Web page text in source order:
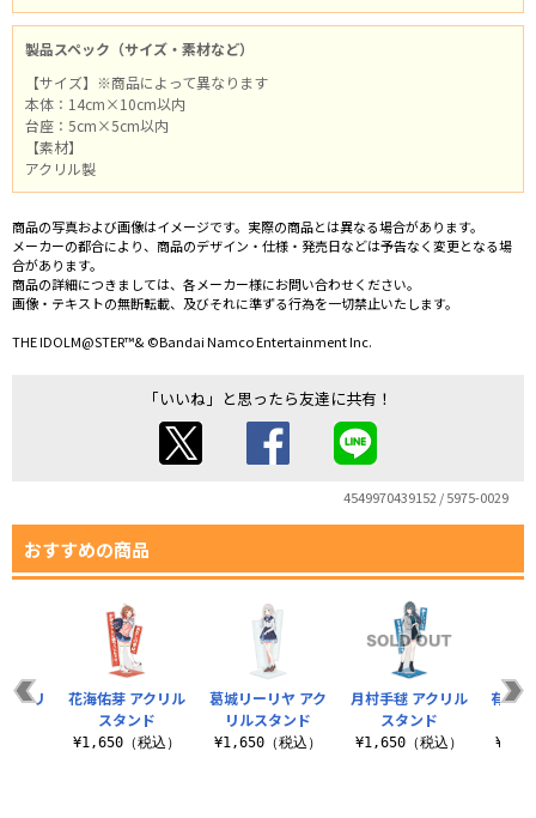
製品スペック（サイズ・素材など）
【サイズ】※商品によって異なります
本体：14cm×10cm以内
台座：5cm×5cm以内
【素材】
アクリル製
商品の写真および画像はイメージです。実際の商品とは異なる場合があります。
メーカーの都合により、商品のデザイン・仕様・発売日などは予告なく変更となる場
合があります。
商品の詳細につきましては、各メーカー様にお問い合わせください。
画像・テキストの無断転載、及びそれに準ずる行為を一切禁止いたします。
THE IDOLM@STER™& ©Bandai Namco Entertainment Inc.
「いいね」と思ったら友達に共有！
4549970439152 / 5975-0029
おすすめの商品
葛城リーリヤ アク
リルスタンド
¥1,650（税込）
月村手毬 アクリル
スタンド
¥1,650（税込）
有村
クリ
花海佑芽 アクリル
スタンド
¥1,650（税込）